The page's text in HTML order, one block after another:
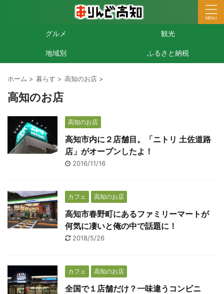
グルメ 観光
地域別 ふるさと納税
ホーム > 暮らす > 高知のお店 >
高知のお店
高知のお店
高知市内に２店舗目。「ニトリ 土佐道路
店」がオープンしたよ！
2016/11/16
カフェ 高知のお店
高知市春野町にあるファミリーマートが
何気に凄いと俺の中で話題に！
2018/5/26
カフェ 高知のお店
全国で１店舗だけ？一味違うコンビニ